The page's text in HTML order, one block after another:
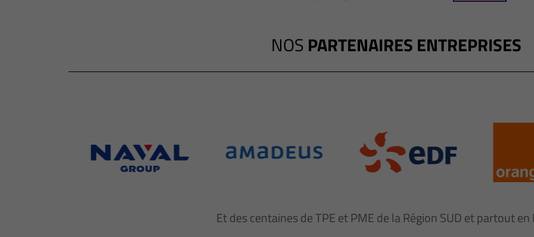
NOS PARTENAIRES ENTREPRISES
Et des centaines de TPE et PME de la Région SUD et partout